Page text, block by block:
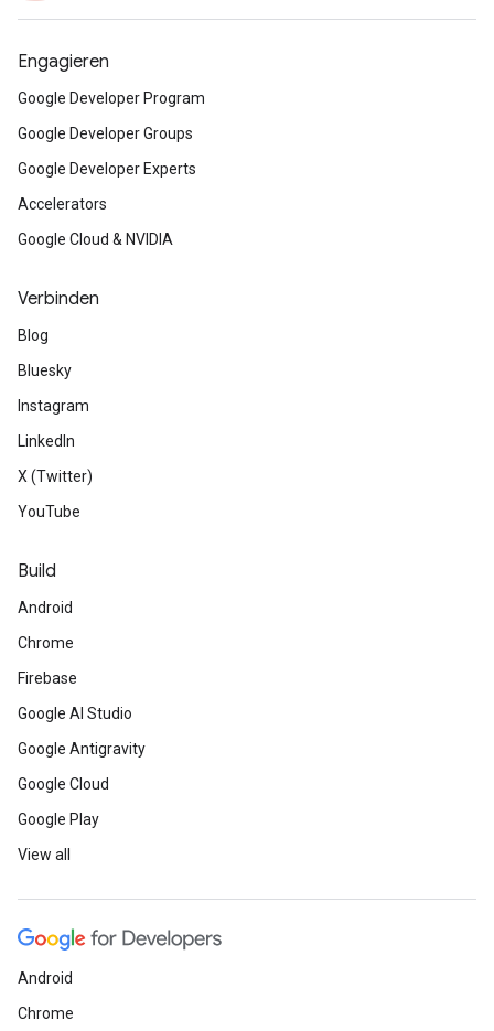
Engagieren
Google Developer Program
Google Developer Groups
Google Developer Experts
Accelerators
Google Cloud & NVIDIA
Verbinden
Blog
Bluesky
Instagram
LinkedIn
X (Twitter)
YouTube
Build
Android
Chrome
Firebase
Google AI Studio
Google Antigravity
Google Cloud
Google Play
View all
Android
Chrome